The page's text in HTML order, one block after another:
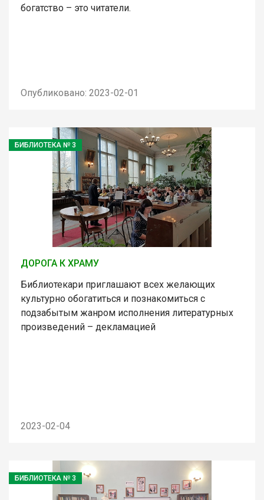
богатство – это читатели.
Опубликовано: 2023-02-01
БИБЛИОТЕКА № 3
ДОРОГА К ХРАМУ
Библиотекари приглашают всех желающих
культурно обогатиться и познакомиться с
подзабытым жанром исполнения литературных
произведений – декламацией
2023-02-04
БИБЛИОТЕКА № 3